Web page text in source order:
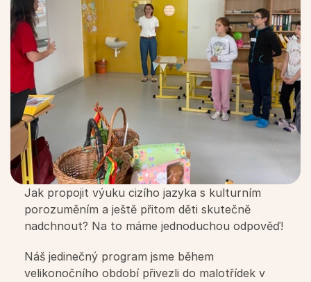
Kariéra
You can do it! z.s.
Jazykové kurzy
Všechny jazykové kurzy
Jazykové kurzy pro děti MŠ
Jazykové kurzy pro děti ZŠ
Jazykové kurzy pro děti SŠ
Jak propojit výuku cizího jazyka s kulturním
porozuměním a ještě přitom děti skutečně
nadchnout? Na to máme jednoduchou odpověď!
Náš jedinečný program jsme během
velikonočního období přivezli do malotřídek v